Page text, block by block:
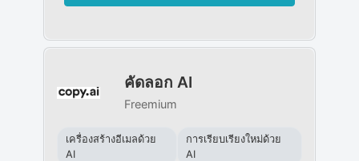
คัดลอก AI
Freemium
เครื่องสร้างอีเมลด้วย
AI
การเรียบเรียงใหม่ด้วย
AI